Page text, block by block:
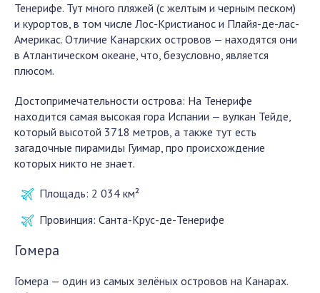
Тенерифе. Тут много пляжей (с желтым и черным песком)
и курортов, в том числе Лос-Кристианос и Плайя-де-лас-
Америкас. Отличие Канарских островов — находятся они
в Атлантическом океане, что, безусловно, является
плюсом.
Достопримечательности острова: На Тенерифе
находится самая высокая гора Испании — вулкан Тейде,
который высотой 3718 метров, а также тут есть
загадочные пирамиды Гуимар, про происхождение
которых никто не знает.
Площадь: 2 034 км²
Провинция: Санта-Крус-де-Тенерифе
Гомера
Гомера — один из самых зелёных островов на Канарах.